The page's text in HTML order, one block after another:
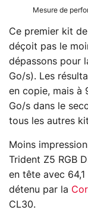
Mesure de
Ce premier kit
déçoit pas le
dépassons pour
Go/s). Les
en copie, mais à
Go/s dans le
tous les autres
Moins
Trident Z5 RGB
en tête avec
détenu par la
CL30.